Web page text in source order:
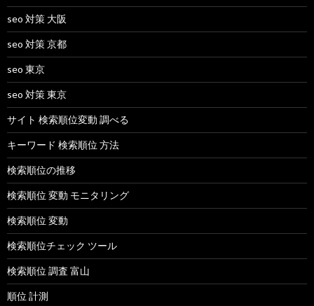
seo 対策 大阪
seo 対策 京都
seo 東京
seo 対策 東京
サイト 検索順位変動 調べる
キーワード 検索順位 方法
検索順位の推移
検索順位 変動 モニタリング
検索順位 変動
検索順位チェック ツール
検索順位 調査 富山
順位 計測